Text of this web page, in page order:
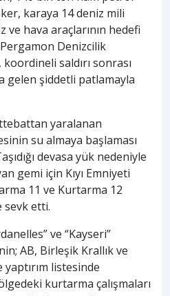
karaya 14 deniz mili
ve hava araçlarının hedefi
Denizcilik
saldırı sonrası
gelen şiddetli patlamayla
yaralanan
su almaya başlaması
devasa yük nedeniyle
gemi için Kıyı Emniyeti
11 ve Kurtarma 12
etti.
ve “Kayseri”
AB, Birleşik Krallık ve
listesinde
kurtarma çalışmaları